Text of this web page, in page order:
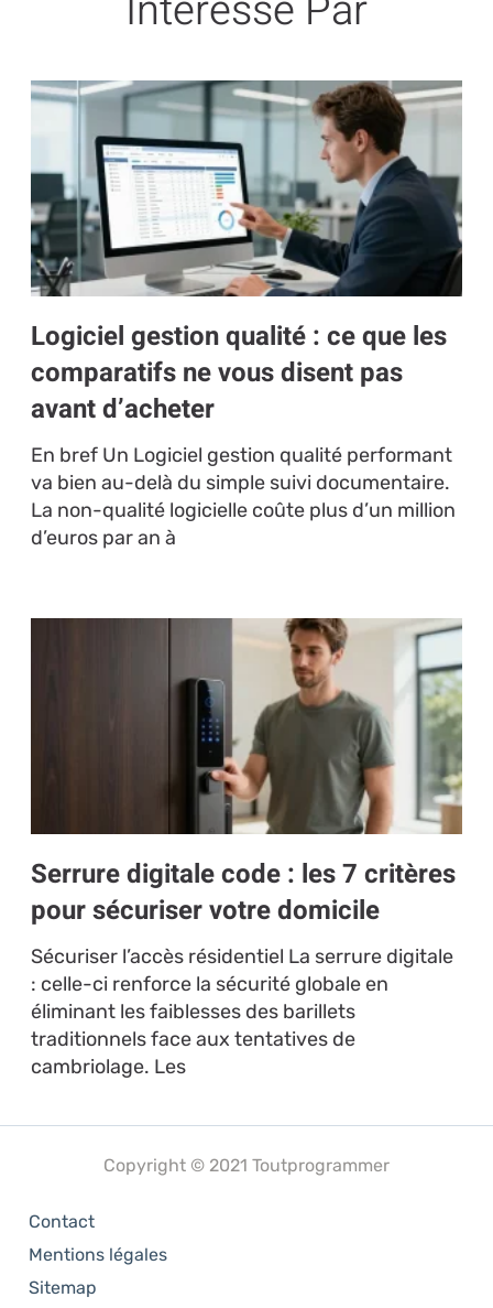
Logiciel gestion qualité : ce que les
comparatifs ne vous disent pas
avant d’acheter
En bref Un Logiciel gestion qualité performant
va bien au-delà du simple suivi documentaire.
La non-qualité logicielle coûte plus d’un million
d’euros par an à
Serrure digitale code : les 7 critères
pour sécuriser votre domicile
Sécuriser l’accès résidentiel La serrure digitale
: celle-ci renforce la sécurité globale en
éliminant les faiblesses des barillets
traditionnels face aux tentatives de
cambriolage. Les
Copyright © 2021 Toutprogrammer
Contact
Mentions légales
Sitemap